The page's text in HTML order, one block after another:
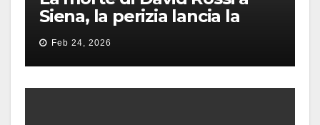
Siena, la perizia lancia la
pista di un’intimidazione
finita male
Feb 24, 2026